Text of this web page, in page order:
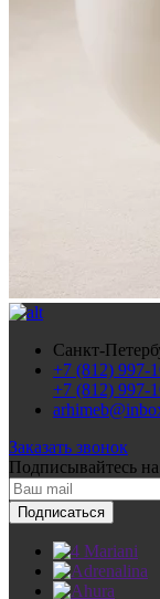
Санкт-
+7 (812) 997-
+7 (812) 997-
Заказать звонок
Подписывайтесь